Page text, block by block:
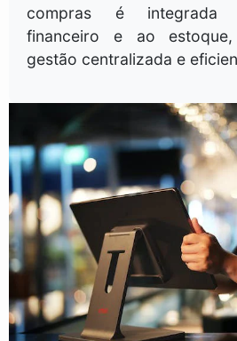
compras é integrada
financeiro e ao
gestão centralizada e